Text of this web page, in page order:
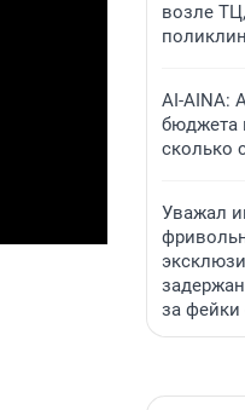
возле
AI-AINA:
бюджета
сколько
Уважал
за